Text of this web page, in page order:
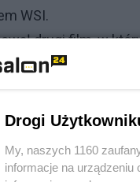
WSI.
drugi film, w
Jarosława
Kaczyński
za naruszenie
dziennikarz w
Drogi
My, naszych 1160
informacje na urządzeniu